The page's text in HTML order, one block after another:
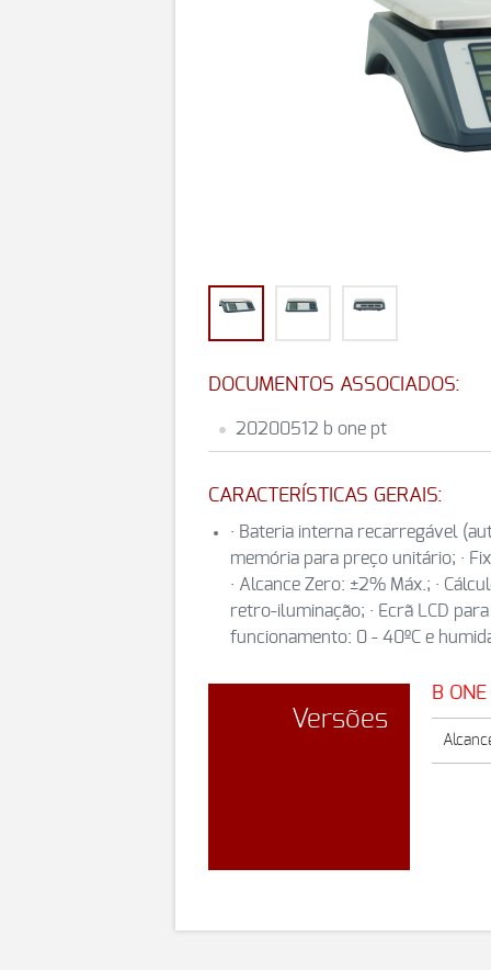
DOCUMENTOS ASSOCIADOS:
20200512 b one pt
CARACTERÍSTICAS GERAIS:
· Bateria interna recarregável
memória para preço unitário; ·
· Alcance Zero: ±2% Máx.; ·
retro-iluminação; · Ecrã LCD
funcionamento: 0 - 40ºC e
Versões
B